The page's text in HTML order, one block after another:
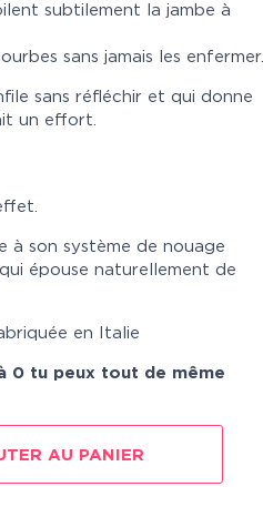
subtilement la jambe à
sans jamais les enfermer.
sans réfléchir et qui donne
un effort.
à son système de nouage
épouse naturellement de
en Italie
0 tu peux tout de même
AU PANIER